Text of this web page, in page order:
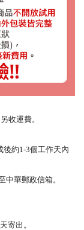
收運費。
約1-3個工作天內
華郵政信箱。
寄出。